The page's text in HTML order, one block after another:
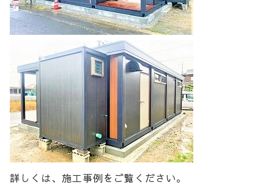
詳しくは、施工事例をご覧ください。